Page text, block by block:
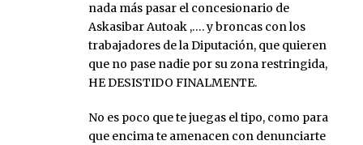
nada más pasar el concesionario de
Askasibar Autoak ,…. y broncas con los
trabajadores de la Diputación, que quieren
que no pase nadie por su zona restringida,
HE DESISTIDO FINALMENTE.
No es poco que te juegas el tipo, como para
que encima te amenacen con denunciarte